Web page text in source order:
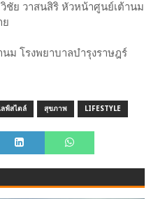
ชัย วาสนสิริ หัวหน้าศูนย์เต้านม
ย
ม โรงพยาบาลบำรุงราษฎร์
ลฟ์สไตล์ สุขภาพ LIFESTYLE